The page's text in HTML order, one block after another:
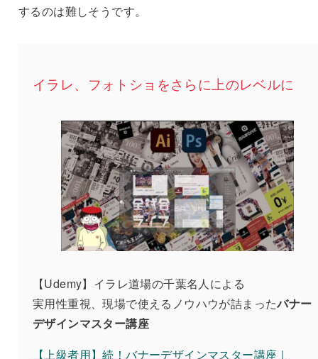
するのは難しそうです。
イラレ、フォトショをさらに上のレベルに
【Udemy】イラレ道場の千葉名人による
実用性重視、現場で使えるノウハウが詰まったバナー
デザインマスター講座
【上級者用】続！バナーデザインマスター講座｜